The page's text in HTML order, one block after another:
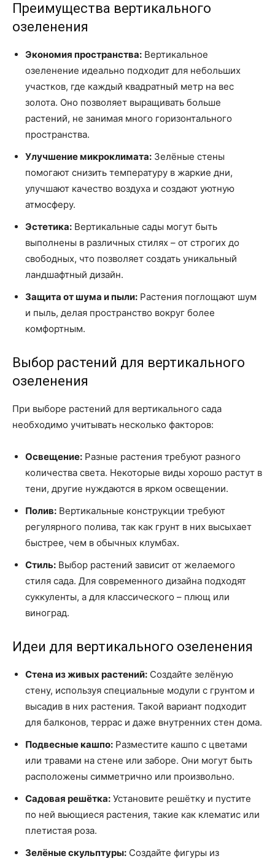
Преимущества вертикального
озеленения
Экономия пространства: Вертикальное
озеленение идеально подходит для небольших
участков, где каждый квадратный метр на вес
золота. Оно позволяет выращивать больше
растений, не занимая много горизонтального
пространства.
Улучшение микроклимата: Зелёные стены
помогают снизить температуру в жаркие дни,
улучшают качество воздуха и создают уютную
атмосферу.
Эстетика: Вертикальные сады могут быть
выполнены в различных стилях – от строгих до
свободных, что позволяет создать уникальный
ландшафтный дизайн.
Защита от шума и пыли: Растения поглощают шум
и пыль, делая пространство вокруг более
комфортным.
Выбор растений для вертикального
озеленения
При выборе растений для вертикального сада
необходимо учитывать несколько факторов:
Освещение: Разные растения требуют разного
количества света. Некоторые виды хорошо растут в
тени, другие нуждаются в ярком освещении.
Полив: Вертикальные конструкции требуют
регулярного полива, так как грунт в них высыхает
быстрее, чем в обычных клумбах.
Стиль: Выбор растений зависит от желаемого
стиля сада. Для современного дизайна подходят
суккуленты, а для классического – плющ или
виноград.
Идеи для вертикального озеленения
Стена из живых растений: Создайте зелёную
стену, используя специальные модули с грунтом и
высадив в них растения. Такой вариант подходит
для балконов, террас и даже внутренних стен дома.
Подвесные кашпо: Разместите кашпо с цветами
или травами на стене или заборе. Они могут быть
расположены симметрично или произвольно.
Садовая решётка: Установите решётку и пустите
по ней вьющиеся растения, такие как клематис или
плетистая роза.
Зелёные скульптуры: Создайте фигуры из